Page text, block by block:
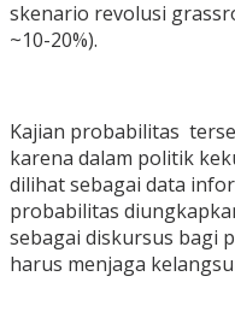
skenario revolusi
~10-20%).
‎Kajian probabilitas
karena dalam politik
dilihat sebagai data
probabilitas
sebagai diskursus bagi
harus menjaga